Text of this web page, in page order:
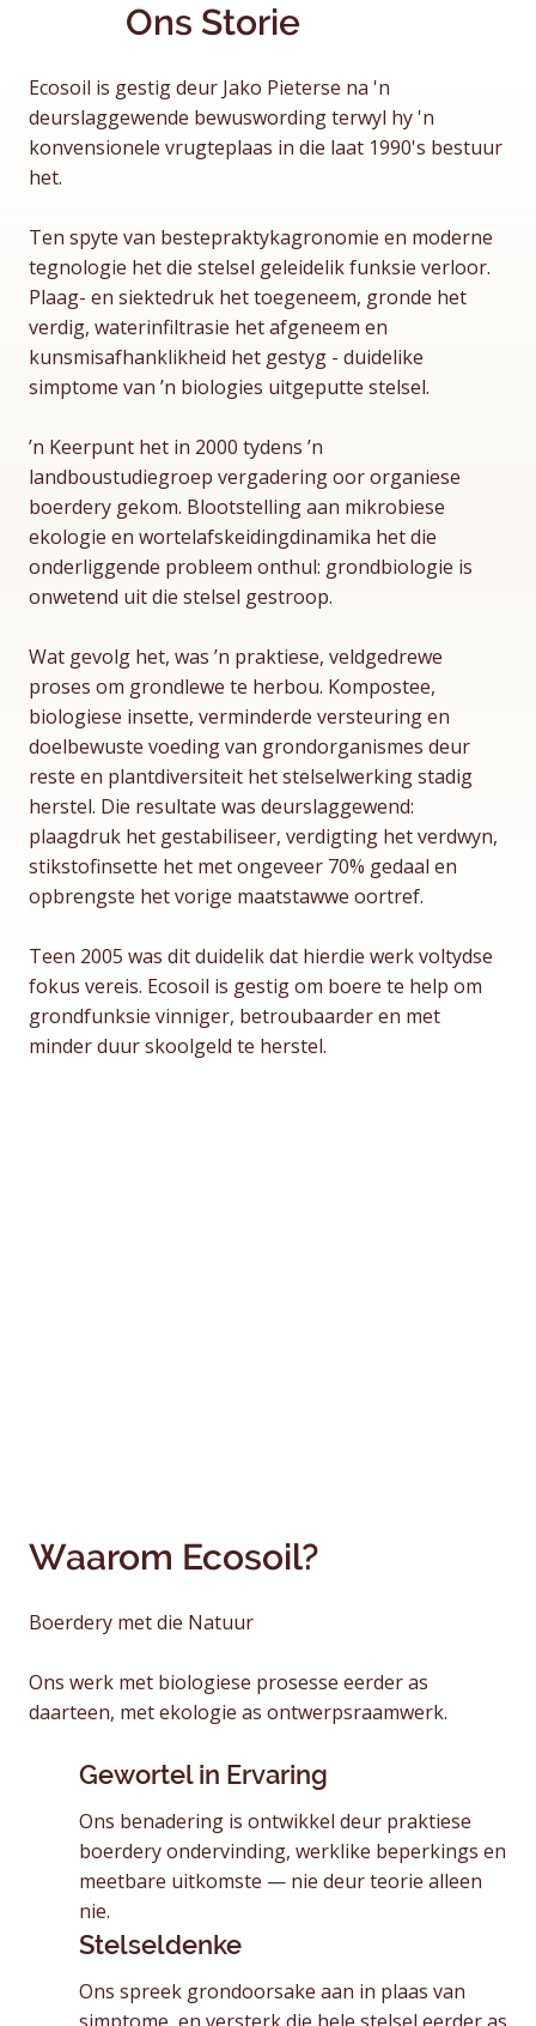
Ons Storie
Ecosoil is gestig deur Jako Pieterse na 'n
deurslaggewende bewuswording terwyl hy 'n
konvensionele vrugteplaas in die laat 1990's bestuur
het.
Ten spyte van bestepraktykagronomie en moderne
tegnologie het die stelsel geleidelik funksie verloor.
Plaag- en siektedruk het toegeneem, gronde het
verdig, waterinfiltrasie het afgeneem en
kunsmisafhanklikheid het gestyg - duidelike
simptome van ’n biologies uitgeputte stelsel.
’n Keerpunt het in 2000 tydens ’n
landboustudiegroep vergadering oor organiese
boerdery gekom. Blootstelling aan mikrobiese
ekologie en wortelafskeidingdinamika het die
onderliggende probleem onthul: grondbiologie is
onwetend uit die stelsel gestroop.
Wat gevolg het, was ’n praktiese, veldgedrewe
proses om grondlewe te herbou. Kompostee,
biologiese insette, verminderde versteuring en
doelbewuste voeding van grondorganismes deur
reste en plantdiversiteit het stelselwerking stadig
herstel. Die resultate was deurslaggewend:
plaagdruk het gestabiliseer, verdigting het verdwyn,
stikstofinsette het met ongeveer 70% gedaal en
opbrengste het vorige maatstawwe oortref.
Teen 2005 was dit duidelik dat hierdie werk voltydse
fokus vereis. Ecosoil is gestig om boere te help om
grondfunksie vinniger, betroubaarder en met
minder duur skoolgeld te herstel.
Waarom Ecosoil?
Boerdery met die Natuur
Ons werk met biologiese prosesse eerder as
daarteen, met ekologie as ontwerpsraamwerk.
Ons benadering is ontwikkel deur praktiese
boerdery ondervinding, werklike beperkings en
meetbare uitkomste — nie deur teorie alleen
nie.
Gewortel in Ervaring
Ons spreek grondoorsake aan in plaas van
Stelseldenke